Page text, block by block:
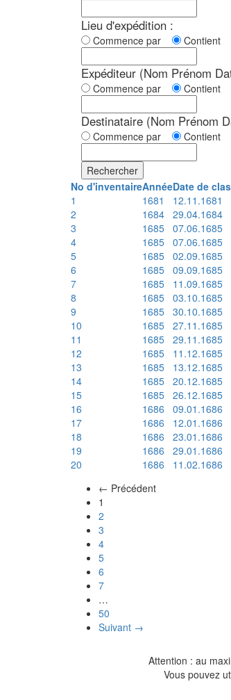
Lieu d'expédition :
Commence par Contient
Expéditeur (Nom Prénom
Commence par Contient
Destinataire (Nom Prénom
Commence par Contient
Rechercher
No d'inventaireAnnéeDate de
1
1681 12.11.1681
2
1684 29.04.1684
3
1685 07.06.1685
4
1685 07.06.1685
5
1685 02.09.1685
6
1685 09.09.1685
7
1685 11.09.1685
8
1685 03.10.1685
9
1685 30.10.1685
10
1685 27.11.1685
11
1685 29.11.1685
12
1685 11.12.1685
13
1685 13.12.1685
14
1685 20.12.1685
15
1685 26.12.1685
16
1686 09.01.1686
17
1686 12.01.1686
18
1686 23.01.1686
19
1686 29.01.1686
20
1686 11.02.1686
← Précédent
1
2
3
4
5
6
7
…
50
Suivant →
Attention : au
Vous pouvez